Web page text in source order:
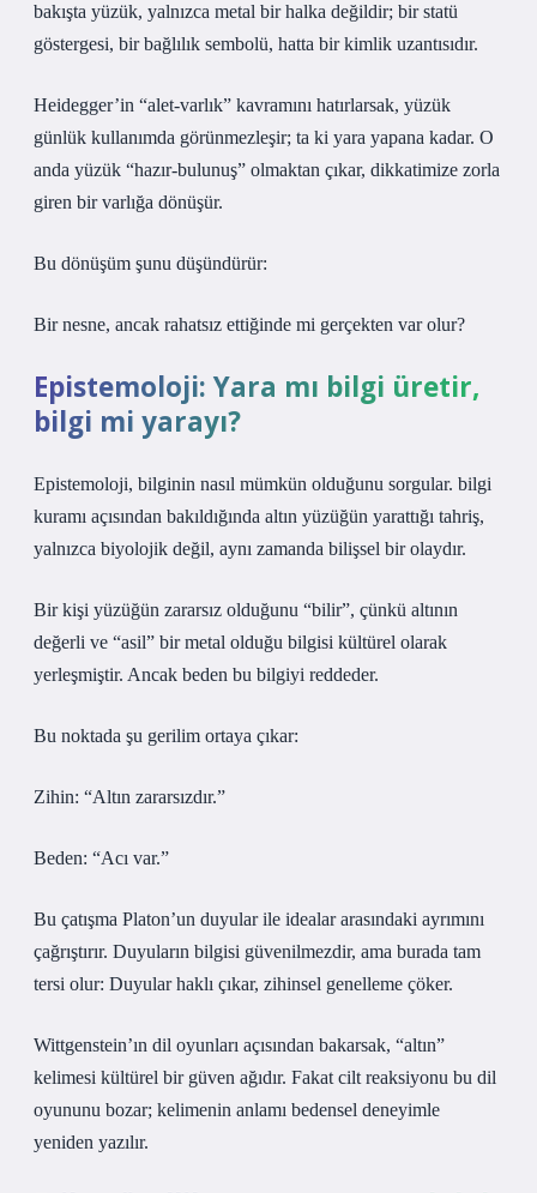
bakışta yüzük, yalnızca metal bir halka değildir; bir statü
göstergesi, bir bağlılık sembolü, hatta bir kimlik uzantısıdır.
Heidegger’in “alet-varlık” kavramını hatırlarsak, yüzük
günlük kullanımda görünmezleşir; ta ki yara yapana kadar. O
anda yüzük “hazır-bulunuş” olmaktan çıkar, dikkatimize zorla
giren bir varlığa dönüşür.
Bu dönüşüm şunu düşündürür:
Bir nesne, ancak rahatsız ettiğinde mi gerçekten var olur?
Epistemoloji: Yara mı bilgi üretir,
bilgi mi yarayı?
Epistemoloji, bilginin nasıl mümkün olduğunu sorgular. bilgi
kuramı açısından bakıldığında altın yüzüğün yarattığı tahriş,
yalnızca biyolojik değil, aynı zamanda bilişsel bir olaydır.
Bir kişi yüzüğün zararsız olduğunu “bilir”, çünkü altının
değerli ve “asil” bir metal olduğu bilgisi kültürel olarak
yerleşmiştir. Ancak beden bu bilgiyi reddeder.
Bu noktada şu gerilim ortaya çıkar:
Zihin: “Altın zararsızdır.”
Beden: “Acı var.”
Bu çatışma Platon’un duyular ile idealar arasındaki ayrımını
çağrıştırır. Duyuların bilgisi güvenilmezdir, ama burada tam
tersi olur: Duyular haklı çıkar, zihinsel genelleme çöker.
Wittgenstein’ın dil oyunları açısından bakarsak, “altın”
kelimesi kültürel bir güven ağıdır. Fakat cilt reaksiyonu bu dil
oyununu bozar; kelimenin anlamı bedensel deneyimle
yeniden yazılır.